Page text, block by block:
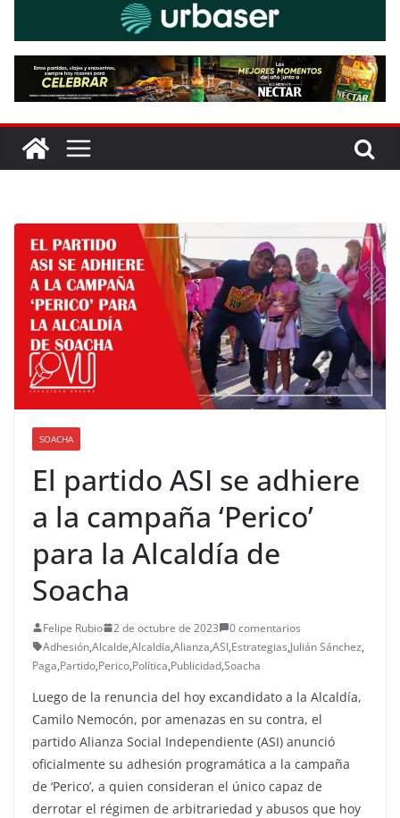
SOACHA
El partido ASI se adhiere
a la campaña ‘Perico’
para la Alcaldía de
Soacha
Felipe Rubio 2 de octubre de 2023
0 comentarios
Adhesión,Alcalde,Alcaldía,Alianza,ASI,Estrategias,Julián Sánchez,
Paga,Partido,Perico,Política,Publicidad,Soacha
Luego de la renuncia del hoy excandidato a la Alcaldía,
Camilo Nemocón, por amenazas en su contra, el
partido Alianza Social Independiente (ASI) anunció
oficialmente su adhesión programática a la campaña
de ‘Perico’, a quien consideran el único capaz de
derrotar el régimen de arbitrariedad y abusos que hoy